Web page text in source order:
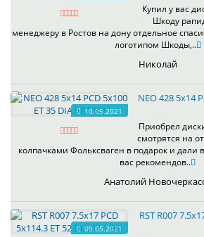
Купил у вас
Шкоду
менеджеру в Ростов на дону отдельное
логотипом Шкоды,..
Николай
10.05.2021
NEO 428 5x14
Приобрел
смотрятся на
колпачками Фольксваген в подарок и дали
вас рекомендов..
Анатолий
09.05.2021
RST R007